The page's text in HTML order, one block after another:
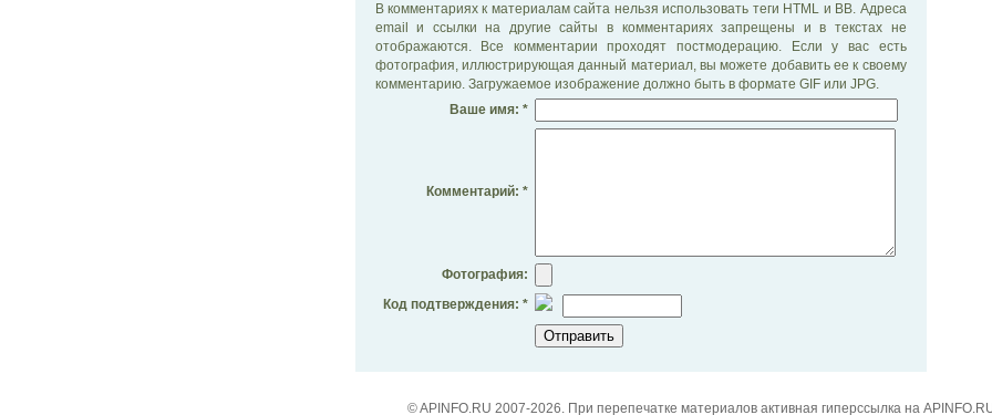
В комментариях к материалам сайта нельзя использовать теги HTML и BB. Адреса
email и ссылки на другие сайты в комментариях запрещены и в текстах не
отображаются. Все комментарии проходят постмодерацию. Если у вас есть
фотография, иллюстрирующая данный материал, вы можете добавить ее к своему
комментарию. Загружаемое изображение должно быть в формате GIF или JPG.
Ваше имя: *
Комментарий: *
Фотография:
Код подтверждения: *
© APINFO.RU 2007-2026. При перепечатке материалов активная гиперссылка на